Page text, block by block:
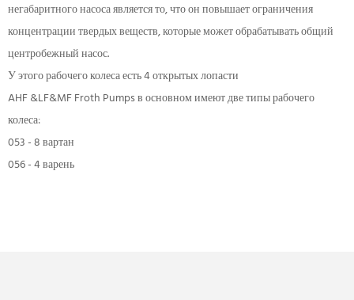
негабаритного насоса является то, что он повышает ограничения
концентрации твердых веществ, которые может обрабатывать общий
центробежный насос.
У этого рабочего колеса есть 4 открытых лопасти
AHF &LF&MF Froth Pumps в основном имеют две типы рабочего
колеса:
053 - 8 вартан
056 - 4 варень